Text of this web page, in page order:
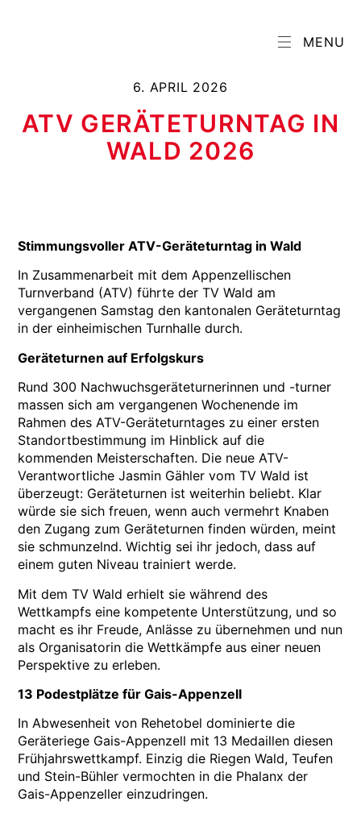
MENU
6. APRIL 2026
ATV GERÄTETURNTAG IN
WALD 2026
Stimmungsvoller ATV-Geräteturntag in Wald
In Zusammenarbeit mit dem Appenzellischen
Turnverband (ATV) führte der TV Wald am
vergangenen Samstag den kantonalen Geräteturntag
in der einheimischen Turnhalle durch.
Geräteturnen auf Erfolgskurs
Rund 300 Nachwuchsgeräteturnerinnen und -turner
massen sich am vergangenen Wochenende im
Rahmen des ATV-Geräteturntages zu einer ersten
Standortbestimmung im Hinblick auf die
kommenden Meisterschaften. Die neue ATV-
Verantwortliche Jasmin Gähler vom TV Wald ist
überzeugt: Geräteturnen ist weiterhin beliebt. Klar
würde sie sich freuen, wenn auch vermehrt Knaben
den Zugang zum Geräteturnen finden würden, meint
sie schmunzelnd. Wichtig sei ihr jedoch, dass auf
einem guten Niveau trainiert werde.
Mit dem TV Wald erhielt sie während des
Wettkampfs eine kompetente Unterstützung, und so
macht es ihr Freude, Anlässe zu übernehmen und nun
als Organisatorin die Wettkämpfe aus einer neuen
Perspektive zu erleben.
13 Podestplätze für Gais-Appenzell
In Abwesenheit von Rehetobel dominierte die
Geräteriege Gais-Appenzell mit 13 Medaillen diesen
Frühjahrswettkampf. Einzig die Riegen Wald, Teufen
und Stein-Bühler vermochten in die Phalanx der
Gais-Appenzeller einzudringen.